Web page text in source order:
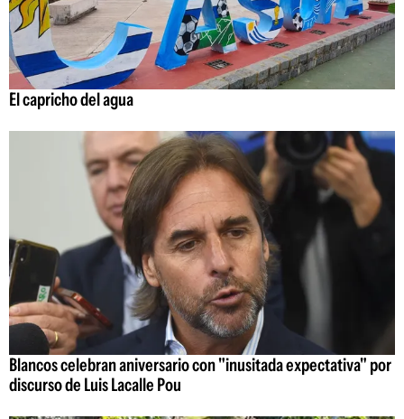
El capricho del agua
Blancos celebran aniversario con "inusitada expectativa" por
discurso de Luis Lacalle Pou